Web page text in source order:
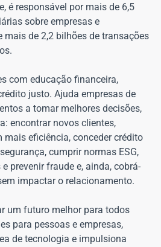
é responsável por mais de 6,5
sobre empresas e
mais de 2,2 bilhões de transações
com educação financeira,
justo. Ajuda empresas de
a tomar melhores decisões,
encontrar novos clientes,
mais eficiência, conceder crédito
cumprir normas ESG,
prevenir fraude e, ainda, cobrá-
impactar o relacionamento.
um futuro melhor para todos
para pessoas e empresas,
de tecnologia e impulsiona